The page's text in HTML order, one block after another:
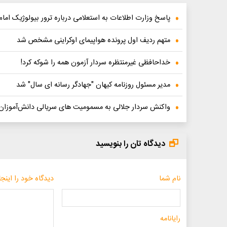
پاسخ وزارت اطلاعات به استعلامی درباره ترور بیولوژیک
متهم ردیف اول‌ پرونده هواپیمای اوکراینی مشخص شد
خداحافظی غیرمنتظره سردار آزمون همه را شوکه کرد!
مدیر مسئول روزنامه کیهان "جهادگر رسانه ای سال" شد
واکنش سردار جلالی به مسمومیت های سریالی
دیدگاه تان را بنویسید
نام شما
رایانامه
دیدگاه خود را